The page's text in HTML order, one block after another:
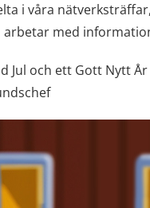
i våra
med
Jul och ett Gott Nytt År